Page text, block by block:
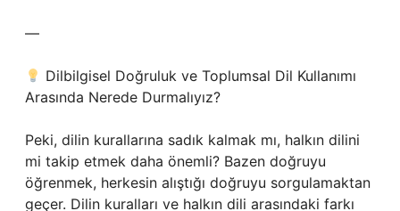
—
Dilbilgisel Doğruluk ve Toplumsal Dil Kullanımı
Arasında Nerede Durmalıyız?
Peki, dilin kurallarına sadık kalmak mı, halkın dilini
mi takip etmek daha önemli? Bazen doğruyu
öğrenmek, herkesin alıştığı doğruyu sorgulamaktan
geçer. Dilin kuralları ve halkın dili arasındaki farkı